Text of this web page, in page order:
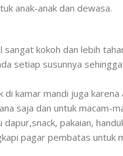
anak-anak dan dewasa.
kokoh dan lebih
setiap susunnya
di kamar mandi juga
saja dan untuk macam-
pakaian,
pagar pembatas untuk